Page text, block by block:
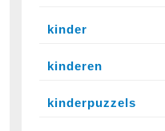
kinder
kinderen
kinderpuzzels